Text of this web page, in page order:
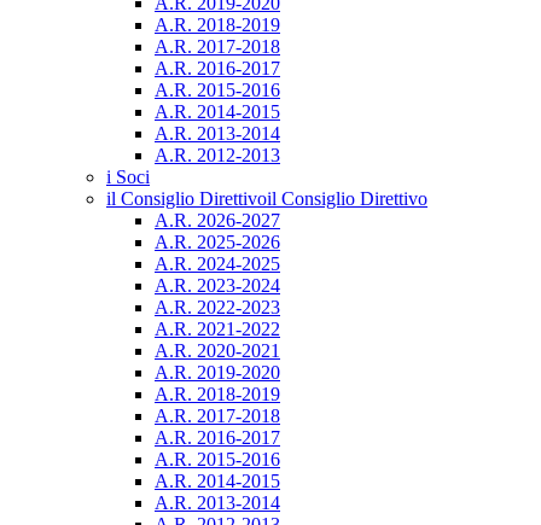
A.R. 2018-2019
A.R. 2017-2018
A.R. 2016-2017
A.R. 2015-2016
A.R. 2014-2015
A.R. 2013-2014
A.R. 2012-2013
i Soci
il Consiglio Direttivoil Consiglio Direttivo
A.R. 2026-2027
A.R. 2025-2026
A.R. 2024-2025
A.R. 2023-2024
A.R. 2022-2023
A.R. 2021-2022
A.R. 2020-2021
A.R. 2019-2020
A.R. 2018-2019
A.R. 2017-2018
A.R. 2016-2017
A.R. 2015-2016
A.R. 2014-2015
A.R. 2013-2014